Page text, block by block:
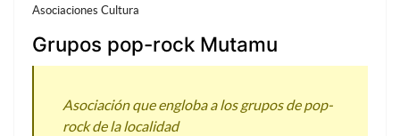
Asociaciones Cultura
Grupos pop-rock Mutamu
Asociación que engloba a los grupos de pop-
rock de la localidad